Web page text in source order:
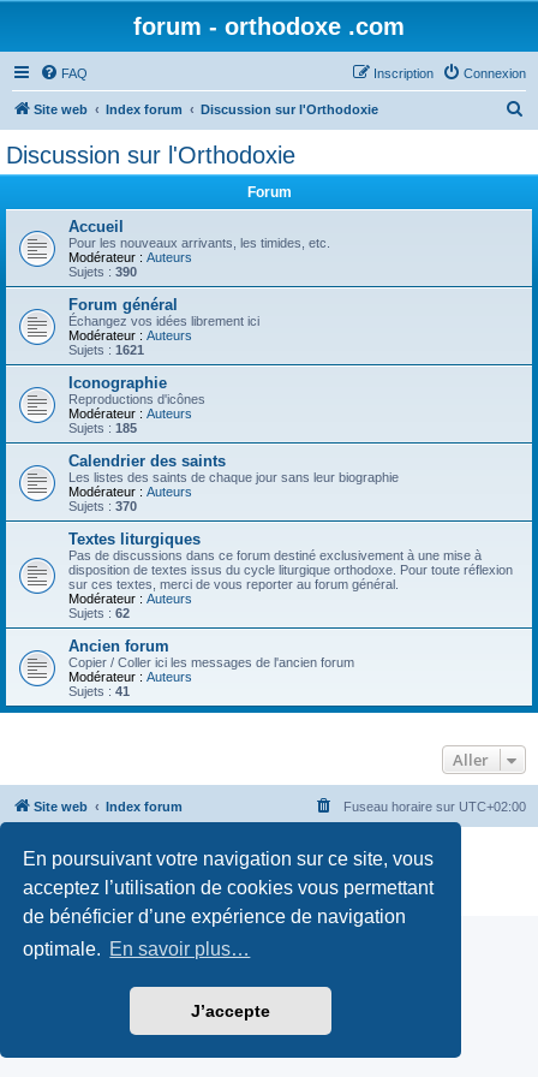
En poursuivant votre navigation sur ce site, vous
acceptez l’utilisation de cookies vous permettant
de bénéficier d’une expérience de navigation
optimale. En savoir plus…
J’accepte
forum - orthodoxe .com
FAQ Connexion
Inscription
Site web Index forum Discussion sur l'Orthodoxie
r
Discussion sur l'Orthodoxie
Forum
Accueil
Pour les nouveaux arrivants, les timides, etc.
Modérateur : Auteurs
Sujets : 390
Forum général
Échangez vos idées librement ici
Modérateur : Auteurs
Sujets : 1621
Iconographie
Reproductions d'icônes
Modérateur : Auteurs
Sujets : 185
Calendrier des saints
Les listes des saints de chaque jour sans leur biographie
Modérateur : Auteurs
Sujets : 370
Textes liturgiques
Pas de discussions dans ce forum destiné exclusivement à une mise à
disposition de textes issus du cycle liturgique orthodoxe. Pour toute réflexion
sur ces textes, merci de vous reporter au forum général.
Modérateur : Auteurs
Sujets : 62
Ancien forum
Copier / Coller ici les messages de l'ancien forum
Modérateur : Auteurs
Sujets : 41
Aller
Site web Index forum Fuseau horaire sur UTC+02:00
Développé par
® Forum Software © phpBB Limited
Traduction française officielle
Confidentialité|Conditions